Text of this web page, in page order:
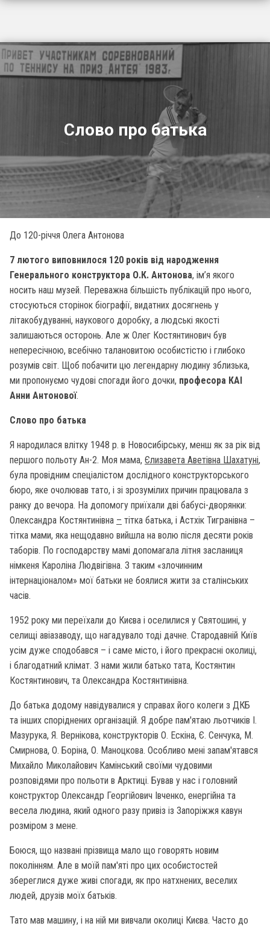
Слово про батька
До 120-річчя Олега Антонова
7 лютого виповнилося 120 років від народження
Генерального конструктора О.К. Антонова, ім’я якого
носить наш музей. Переважна більшість публікацій про нього,
стосуються сторінок біографії, видатних досягнень у
літакобудуванні, наукового доробку, а людські якості
залишаються осторонь. Але ж Олег Костянтинович був
непересічною, всебічно талановитою особистістю і глибоко
розумів світ. Щоб побачити цю легендарну людину зблизька,
ми пропонуємо чудові спогади його дочки, професора КАІ
Анни Антонової.
Слово про батька
Я народилася влітку 1948 р. в Новосибірську, менш як за рік від
першого польоту Ан-2. Моя мама, Єлизавета Аветівна Шахатуні,
була провідним спеціалістом дослідного конструкторського
бюро, яке очолював тато, і зі зрозумілих причин працювала з
ранку до вечора. На допомогу приїхали дві бабусі-дворянки:
Олександра Костянтинівна – тітка батька, і Астхік Тигранівна –
тітка мами, яка нещодавно вийшла на волю після десяти років
таборів. По господарству мамі допомагала літня засланиця
німкеня Кароліна Людвігівна. З таким «злочинним
інтернаціоналом» мої батьки не боялися жити за сталінських
часів.
1952 року ми переїхали до Києва і оселилися у Святошині, у
селищі авіазаводу, що нагадувало тоді дачне. Стародавній Київ
усім дуже сподобався – і саме місто, і його прекрасні околиці,
і благодатний клімат. З нами жили батько тата, Костянтин
Костянтинович, та Олександра Костянтинівна.
До батька додому навідувалися у справах його колеги з ДКБ
та інших споріднених організацій. Я добре пам'ятаю льотчиків І.
Мазурука, Я. Вернікова, конструкторів О. Ескіна, Є. Сенчука, М.
Смирнова, О. Боріна, О. Маноцкова. Особливо мені запам'ятався
Михайло Миколайович Камінський своїми чудовими
розповідями про польоти в Арктиці. Бував у нас і головний
конструктор Олександр Георгійович Івченко, енергійна та
весела людина, який одного разу привіз із Запоріжжя кавун
розміром з мене.
Боюся, що названі прізвища мало що говорять новим
поколінням. Але в моїй пам'яті про цих особистостей
збереглися дуже живі спогади, як про натхнених, веселих
людей, друзів моїх батьків.
Тато мав машину, і на ній ми вивчали околиці Києва. Часто до